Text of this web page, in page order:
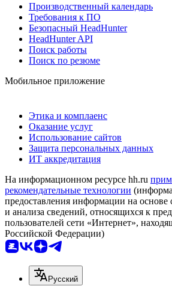
Производственный календарь
Требования к ПО
Безопасный HeadHunter
HeadHunter API
Поиск работы
Поиск по резюме
Мобильное приложение
Этика и комплаенс
Оказание услуг
Использование сайтов
Защита персональных данных
ИТ аккредитация
На информационном ресурсе hh.ru
рекомендательные технологии
предоставления информации на основе
и анализа сведений, относящихся к
пользователей сети «Интернет»,
Российской Федерации)
Русский